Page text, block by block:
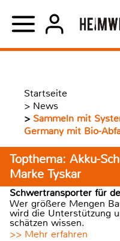
Startseite
> News
> Sammeln mit
Germany mit Bio-
Topthema: Akku-
Marke Tyskar
Schwertransporter für
Wer größere Mengen
wird die Unterstützung
schätzen wissen.
>> Mehr erfahren